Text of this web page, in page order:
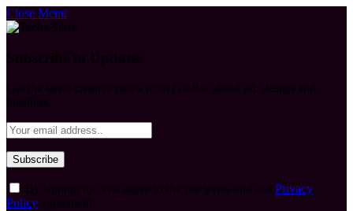
Close Menu
Privacy
Policy